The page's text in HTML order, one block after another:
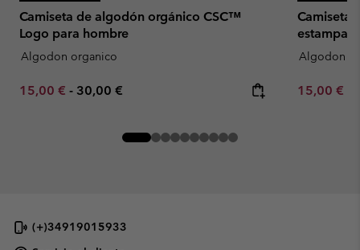
Camiseta de algodón orgánico CSC™
Logo para hombre
Algodon organico
Minimum sale price:
15,00 € - Maximum price:
30,00 €
Camiseta
Algodon
Minimum
15,00 €
(+)34919015933